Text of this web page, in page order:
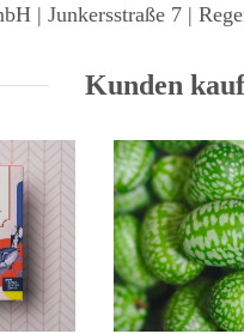
| Junkersstraße 7 |
Kunden